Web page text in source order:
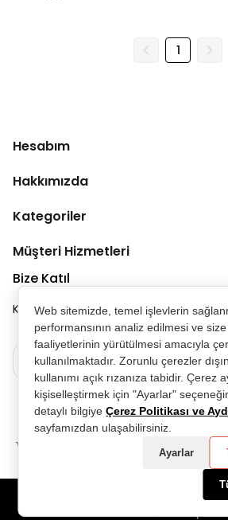
Web sitemizde, temel işlevlerin
performansının analiz edilmesi ve
faaliyetlerinin yürütülmesi amacıyla
kullanılmaktadır. Zorunlu çerezler
kullanımı açık rızanıza tabidir. Çerez
kişiselleştirmek için "Ayarlar"
detaylı bilgiyeÇerez Politikası ve
sayfamızdan ulaşabilirsiniz.
Ayarlar
Alışveriş
yasal
(cookies)
Gizlilik ve Çerez
1
Hesabım
Hakkımızda
Kategoriler
Müşteri Hizmetleri
Bize Katıl
Kampanya ve duyurulardan ilk senin
©2025 Tüm Hakları Saklıdır - D&P